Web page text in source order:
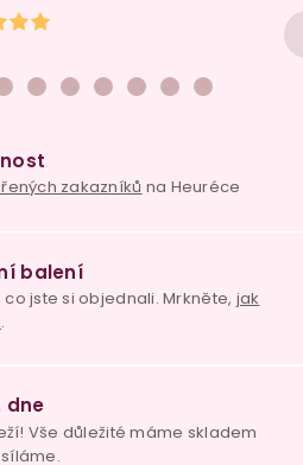
obchodu je 5 z 5 hvězdiček.
balení